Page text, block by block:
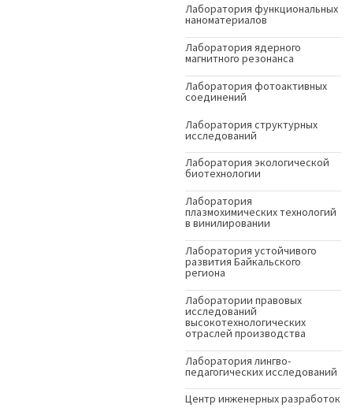
Лаборатория функциональных
наноматериалов
Лаборатория ядерного
магнитного резонанса
Лаборатория фотоактивных
соединений
Лаборатория структурных
исследований
Лаборатория экологической
биотехнологии
Лаборатория
плазмохимических технологий
в винилировании
Лаборатория устойчивого
развития Байкальского
региона
Лаборатории правовых
исследований
высокотехнологических
отраслей производства
Лаборатория лингво-
педагогических исследований
Центр инженерных разработок